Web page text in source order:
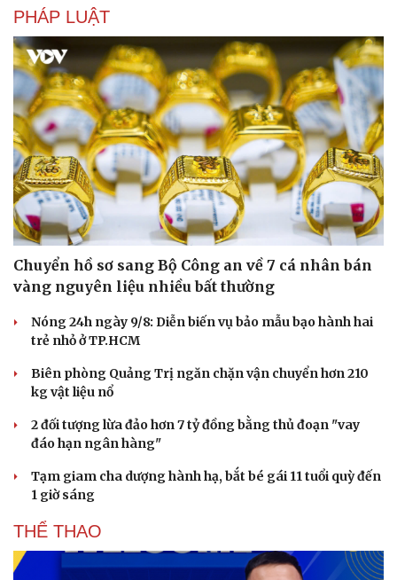
PHÁP LUẬT
Chuyển hồ sơ sang Bộ Công an về 7 cá nhân bán
vàng nguyên liệu nhiều bất thường
Nóng 24h ngày 9/8: Diễn biến vụ bảo mẫu bạo hành hai
trẻ nhỏ ở TP.HCM
Biên phòng Quảng Trị ngăn chặn vận chuyển hơn 210
kg vật liệu nổ
2 đối tượng lừa đảo hơn 7 tỷ đồng bằng thủ đoạn "vay
đáo hạn ngân hàng"
Tạm giam cha dượng hành hạ, bắt bé gái 11 tuổi quỳ đến
1 giờ sáng
THỂ THAO